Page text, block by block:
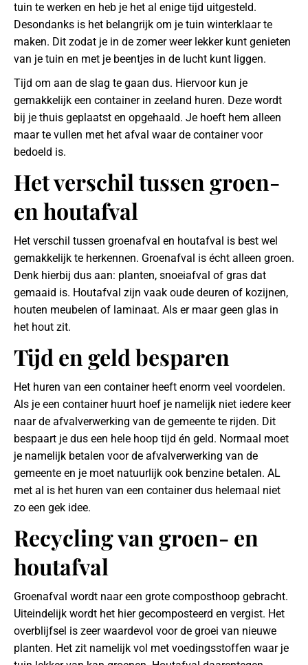
tuin te werken en heb je het al enige tijd uitgesteld.
Desondanks is het belangrijk om je tuin winterklaar te
maken. Dit zodat je in de zomer weer lekker kunt genieten
van je tuin en met je beentjes in de lucht kunt liggen.
Tijd om aan de slag te gaan dus. Hiervoor kun je
gemakkelijk een container in zeeland huren. Deze wordt
bij je thuis geplaatst en opgehaald. Je hoeft hem alleen
maar te vullen met het afval waar de container voor
bedoeld is.
Het verschil tussen groen-
en houtafval
Het verschil tussen groenafval en houtafval is best wel
gemakkelijk te herkennen. Groenafval is écht alleen groen.
Denk hierbij dus aan: planten, snoeiafval of gras dat
gemaaid is. Houtafval zijn vaak oude deuren of kozijnen,
houten meubelen of laminaat. Als er maar geen glas in
het hout zit.
Tijd en geld besparen
Het huren van een container heeft enorm veel voordelen.
Als je een container huurt hoef je namelijk niet iedere keer
naar de afvalverwerking van de gemeente te rijden. Dit
bespaart je dus een hele hoop tijd én geld. Normaal moet
je namelijk betalen voor de afvalverwerking van de
gemeente en je moet natuurlijk ook benzine betalen. AL
met al is het huren van een container dus helemaal niet
zo een gek idee.
Recycling van groen- en
houtafval
Groenafval wordt naar een grote composthoop gebracht.
Uiteindelijk wordt het hier gecomposteerd en vergist. Het
overblijfsel is zeer waardevol voor de groei van nieuwe
planten. Het zit namelijk vol met voedingsstoffen waar je